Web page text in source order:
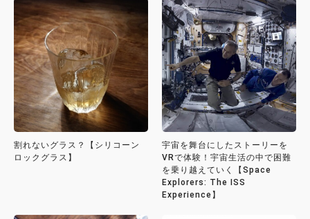
割れないグラス？【シリコーン
ロックグラス】
宇宙を舞台にしたストーリーを
VRで体験！宇宙生活の中で困難
を乗り越えていく【Space
Explorers: The ISS
Experience】